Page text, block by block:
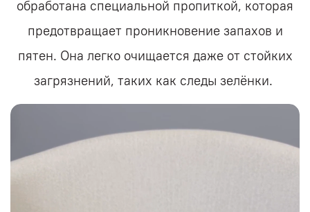
обработана специальной пропиткой, которая
предотвращает проникновение запахов и
пятен. Она легко очищается даже от стойких
загрязнений, таких как следы зелёнки.